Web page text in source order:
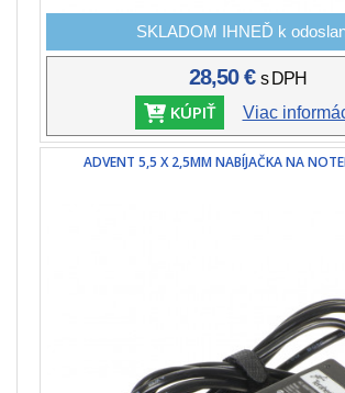
SKLADOM IHNEĎ k
28,50 €s DPH
KÚPIŤ Viac
ADVENT 5,5 X 2,5MM NABÍJAČKA NA